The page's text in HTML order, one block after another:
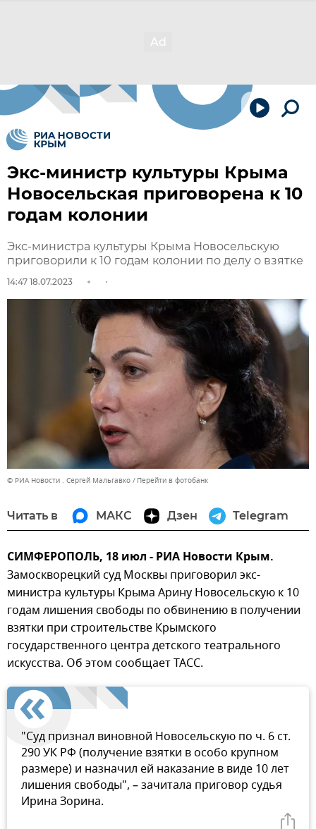
Экс-министр культуры Крыма
Новосельская приговорена к 10
годам колонии
Экс-министра культуры Крыма Новосельскую
приговорили к 10 годам колонии по делу о взятке
14:47 18.07.2023
© РИА Новости . Сергей Мальгавко Перейти в фотобанк
Читать в МАКС Дзен Telegram
СИМФЕРОПОЛЬ, 18 июл - РИА Новости Крым.
Замоскворецкий суд Москвы приговорил экс-
министра культуры Крыма Арину Новосельскую к 10
годам лишения свободы по обвинению в получении
взятки при строительстве Крымского
государственного центра детского театрального
искусства. Об этом сообщает ТАСС.
"Суд признал виновной Новосельскую по ч. 6 ст.
290 УК РФ (получение взятки в особо крупном
размере) и назначил ей наказание в виде 10 лет
лишения свободы", – зачитала приговор судья
Ирина Зорина.